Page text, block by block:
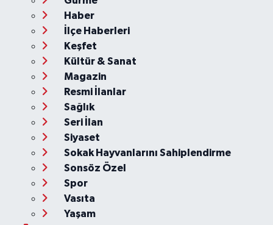
Gurme
Haber
İlçe Haberleri
Keşfet
Kültür & Sanat
Magazin
Resmi İlanlar
Sağlık
Seri İlan
Siyaset
Sokak Hayvanlarını Sahiplendirme
Sonsöz Özel
Spor
Vasıta
Yaşam